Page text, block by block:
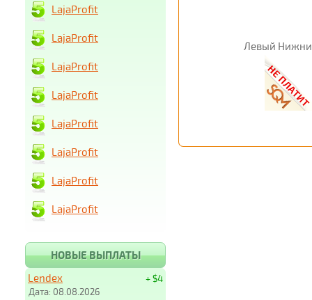
Левый
LajaProfit
LajaProfit
LajaProfit
LajaProfit
LajaProfit
LajaProfit
LajaProfit
LajaProfit
НОВЫЕ ВЫПЛАТЫ
+ $4
Lendex
Дата: 08.08.2026